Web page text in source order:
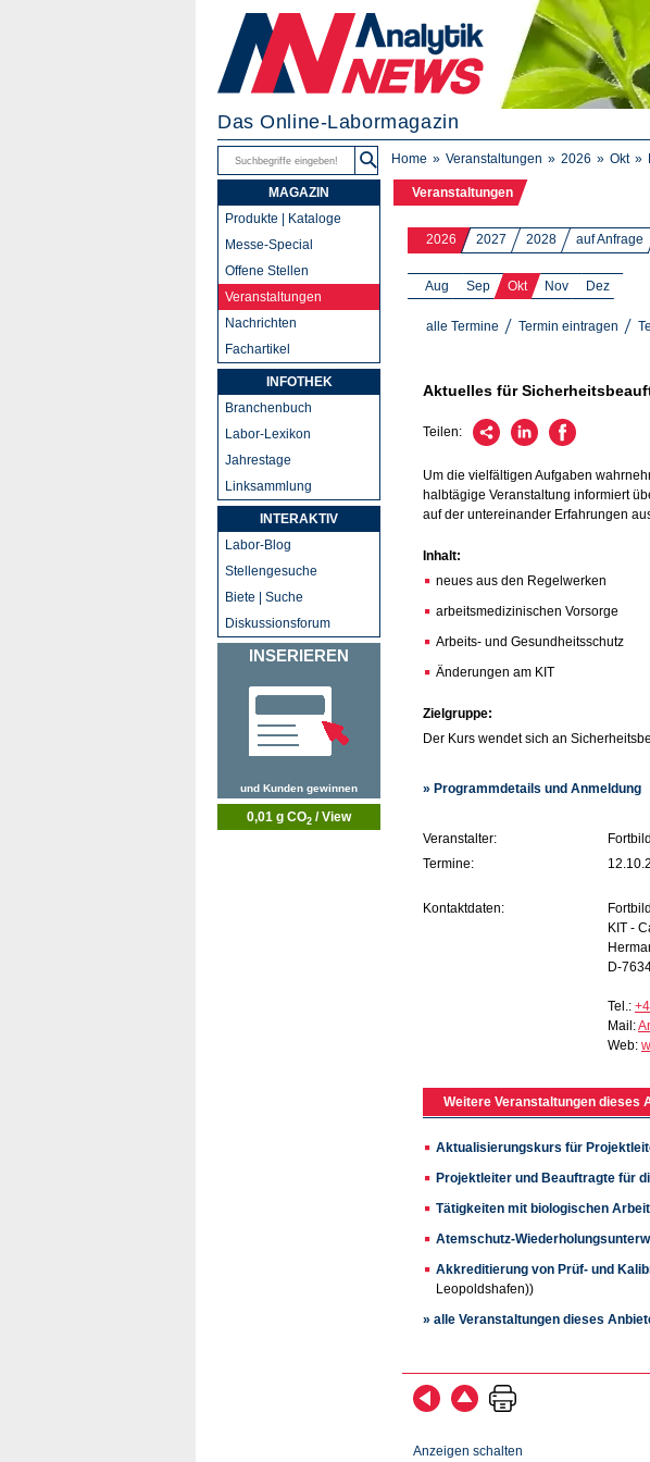
Das Online-Labormagazin
Home Veranstaltungen 2026 Okt
Veranstaltungen
2026 2027 2028 auf Anfrage
Aug Sep Okt Nov Dez
alle Termine Termin eintragen
Aktuelles für
Teilen:
Um die vielfältigen Aufgaben
halbtägige Veranstaltung informiert
auf der untereinander Erfahrungen
Inhalt:
neues aus den Regelwerken
arbeitsmedizinischen Vorsorge
Arbeits- und Gesundheitsschutz
Änderungen am KIT
Zielgruppe:
Der Kurs wendet sich an
» Programmdetails und Anmeldung
Veranstalter:
Termine:
Kontaktdaten:
KIT -
D-
Tel.:
Mail:
Web:
Weitere Veranstaltungen dieses
Aktualisierungskurs für
Projektleiter und Beauftragte für
Tätigkeiten mit biologischen
Atemschutz-
Akkreditierung von Prüf- und
Leopoldshafen))
» alle Veranstaltungen dieses
Anzeigen schalten
MAGAZIN
Produkte | Kataloge
Messe-Special
Offene Stellen
Veranstaltungen
Nachrichten
Fachartikel
INFOTHEK
Branchenbuch
Labor-Lexikon
Jahrestage
Linksammlung
INTERAKTIV
Labor-Blog
Stellengesuche
Biete | Suche
Diskussionsforum
INSERIEREN
und Kunden gewinnen
0,01 g CO2 / View